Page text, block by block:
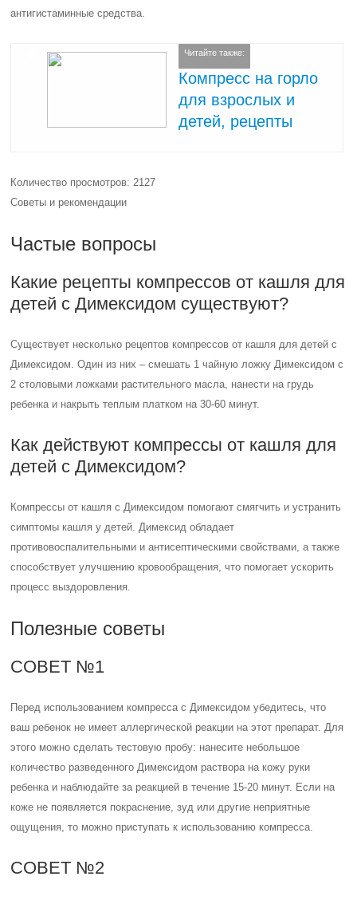
антигистаминные средства.
Читайте также:
Компресс на горло
для взрослых и
детей, рецепты
Количество просмотров: 2127
Советы и рекомендации
Частые вопросы
Какие рецепты компрессов от кашля для
детей с Димексидом существуют?
Существует несколько рецептов компрессов от кашля для детей с
Димексидом. Один из них – смешать 1 чайную ложку Димексидом с
2 столовыми ложками растительного масла, нанести на грудь
ребенка и накрыть теплым платком на 30-60 минут.
Как действуют компрессы от кашля для
детей с Димексидом?
Компрессы от кашля с Димексидом помогают смягчить и устранить
симптомы кашля у детей. Димексид обладает
противовоспалительными и антисептическими свойствами, а также
способствует улучшению кровообращения, что помогает ускорить
процесс выздоровления.
Полезные советы
СОВЕТ №1
Перед использованием компресса с Димексидом убедитесь, что
ваш ребенок не имеет аллергической реакции на этот препарат. Для
этого можно сделать тестовую пробу: нанесите небольшое
количество разведенного Димексидом раствора на кожу руки
ребенка и наблюдайте за реакцией в течение 15-20 минут. Если на
коже не появляется покраснение, зуд или другие неприятные
ощущения, то можно приступать к использованию компресса.
СОВЕТ №2